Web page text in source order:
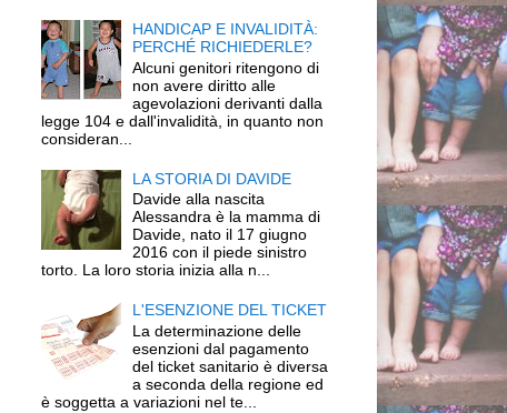
HANDICAP E INVALIDITÀ:
PERCHÉ RICHIEDERLE?
Alcuni genitori ritengono di
non avere diritto alle
agevolazioni derivanti dalla
legge 104 e dall'invalidità, in quanto non
consideran...
LA STORIA DI DAVIDE
Davide alla nascita
Alessandra è la mamma di
Davide, nato il 17 giugno
2016 con il piede sinistro
torto. La loro storia inizia alla n...
L'ESENZIONE DEL TICKET
La determinazione delle
esenzioni dal pagamento
del ticket sanitario è diversa
a seconda della regione ed
è soggetta a variazioni nel te...